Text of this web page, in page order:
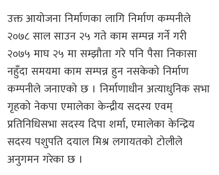
उक्त आयोजना निर्माणका लागि निर्माण कम्पनीले
२०७८ साल साउन २५ गते काम सम्पन्न गर्ने गरी
२०७५ माघ २५ मा सम्झौता गरे पनि पैसा निकासा
नहुँदा समयमा काम सम्पन्न हुन नसकेको निर्माण
कम्पनीले जनाएको छ । निर्माणाधीन अत्याधुनिक सभा
गृहको नेकपा एमालेका केन्द्रीय सदस्य एवम्
प्रतिनिधिसभा सदस्य दिपा शर्मा, एमालेका केन्द्रिय
सदस्य पशुपति दयाल मिश्र लगायतको टोलीले
अनुगमन गरेका छ ।